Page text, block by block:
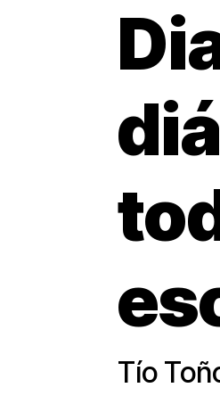
Tío